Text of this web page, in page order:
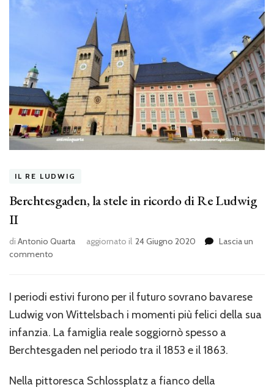
IL RE LUDWIG
Berchtesgaden, la stele in ricordo di Re Ludwig
II
di Antonio Quarta aggiornato il 24 Giugno 2020
Lascia un
commento
stele
ricordo
di
Ludwig
I periodi estivi furono per il futuro sovrano bavarese
Ludwig von Wittelsbach i momenti più felici della sua
infanzia. La famiglia reale soggiornò spesso a
Berchtesgaden nel periodo tra il 1853 e il 1863.
Nella pittoresca Schlossplatz a fianco della